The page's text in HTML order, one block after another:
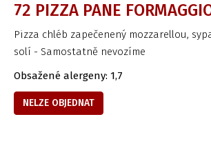
72 PIZZA PANE
Pizza chléb zapečenený mozzarellou,
solí - Samostatně nevozíme
Obsažené alergeny: 1,7
NELZE OBJEDNAT